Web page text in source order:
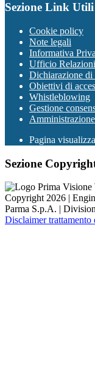
Sezione Link Utili
Cookie policy
Note legali
Informativa
Ufficio
Dichiarazione di
Obiettivi di
Whistleblowing
Gestione
Pagina
Sezione
Copyright 2026 |
Parma S.p.A. |
Disclaimer trattamento